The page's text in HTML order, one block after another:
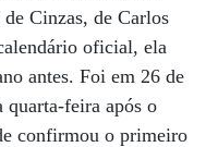
Cinzas, de Carlos
oficial, ela
antes. Foi em 26 de
quarta-feira após o
confirmou o primeiro